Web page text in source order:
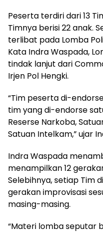
Peserta terdiri dari 13
Timnya berisi 22 anak.
terlibat pada Lomba
Kata Indra Waspada,
tindak lanjut dari
Irjen Pol Hengki.
“Tim peserta di-
tim yang di-endorse
Reserse Narkoba,
Satuan Intelkam,” ujar
Indra Waspada
menampilkan 12
Selebihnya, setiap Tim
gerakan improvisasi
masing-masing.
“Materi lomba seputar